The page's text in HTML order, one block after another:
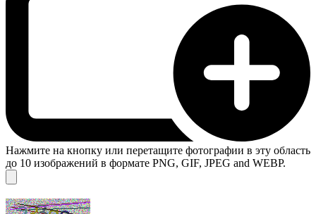
Нажмите на кнопку или перетащите фотографии в эту область
до 10 изображений в формате PNG, GIF, JPEG and WEBP.